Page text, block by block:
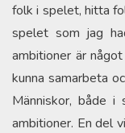
folk i spelet, hitta
spelet som jag
ambitioner är
kunna samarbeta
Människor, både
ambitioner. En del